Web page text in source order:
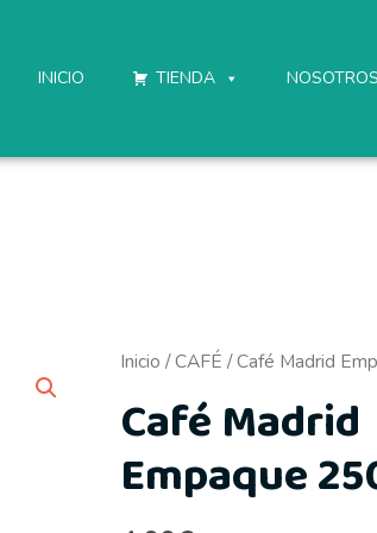
INICIO TIENDA NOSOTROS
Inicio /CAFÉ / Café Madrid
Café Madrid
Empaque